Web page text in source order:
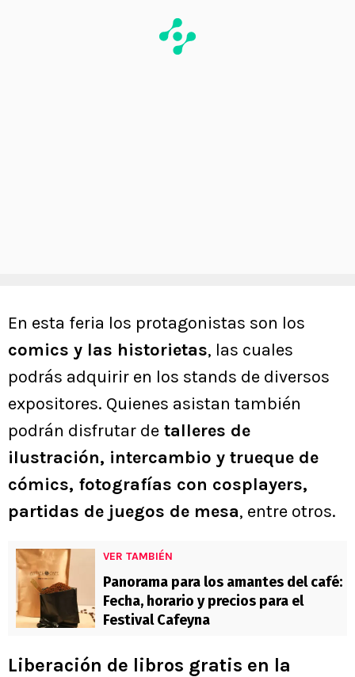
En esta feria los protagonistas son los
comics y las historietas, las cuales
podrás adquirir en los stands de diversos
expositores. Quienes asistan también
podrán disfrutar de talleres de
ilustración, intercambio y trueque de
cómics, fotografías con cosplayers,
partidas de juegos de mesa, entre otros.
VER TAMBIÉN
Panorama para los amantes del café:
Fecha, horario y precios para el
Festival Cafeyna
Liberación de libros gratis en la